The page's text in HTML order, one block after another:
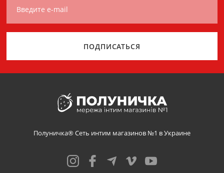
Введите e-mail
ПОДПИСАТЬСЯ
Полуничка® Сеть интим магазинов №1 в Украине